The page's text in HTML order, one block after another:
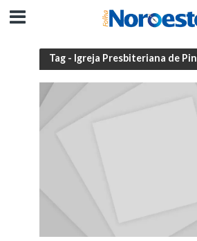
Tag - Igreja Presbiteriana de